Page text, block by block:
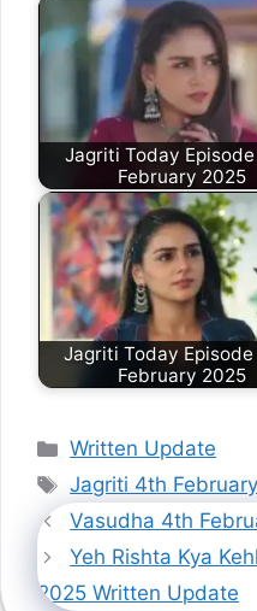
Jagriti Today
February 2025
Jagriti Today
February 2025
Categories
Written Update
Tags
Jagriti 4th
Vasudha 4th
Yeh Rishta Kya
2025 Written Update